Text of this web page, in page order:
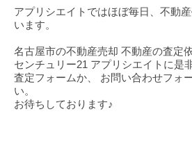
アプリシエイトではほぼ毎日、不動
います。
名古屋市の不動産売却 不動産の査定
センチュリー21 アプリシエイトに是
査定フォームか、 お問い合わせフォ
い。
お待ちしております♪